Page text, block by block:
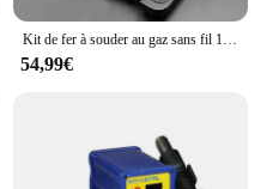
Kit de fer à souder au gaz sans fil 10 en 1, torche de soudage sans fil, outil, Eva automatique au gaz butane pour stylo torche à souder
54,99€